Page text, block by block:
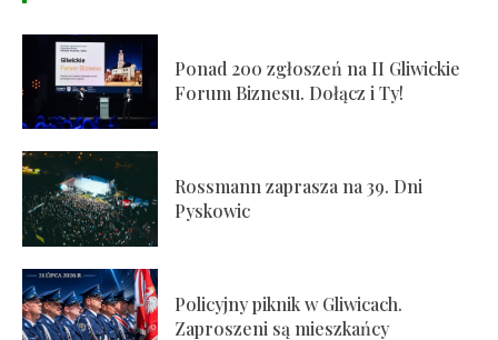
Ponad 200 zgłoszeń na II Gliwickie
Forum Biznesu. Dołącz i Ty!
Rossmann zaprasza na 39. Dni
Pyskowic
Policyjny piknik w Gliwicach.
Zaproszeni są mieszkańcy